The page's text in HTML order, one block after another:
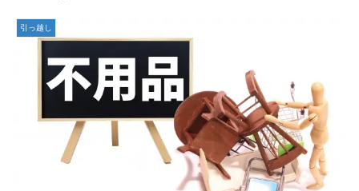
引っ越し